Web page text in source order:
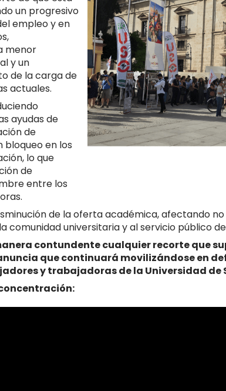
un progresivo
empleo y en
menor
y un
de la carga de
actuales.
ayudas de
de
bloqueo en los
lo que
de
entre los
de la oferta académica, afectando
comunidad universitaria y al servicio público
contundente cualquier recorte que
que continuará movilizándose en
y trabajadoras de la Universidad de